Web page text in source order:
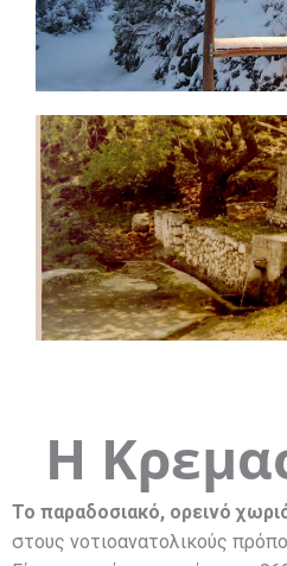
H
Το παραδοσιακό, ορεινό
στους νοτιοανατολικούς